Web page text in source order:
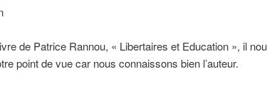
de Patrice Rannou, « Libertaires et Education », il
point de vue car nous connaissons bien l’auteur.